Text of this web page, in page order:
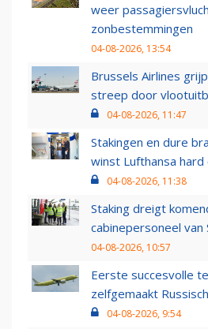
weer
zonbestemmingen
04-08-2026, 13:54
Brussels Airlines
streep door
04-08-2026, 11:47
Stakingen en dure
winst Lufthansa hard
04-08-2026, 11:38
Staking dreigt
cabinepersoneel van
04-08-2026, 10:57
Eerste succesvolle
zelfgemaakt
04-08-2026, 9:54